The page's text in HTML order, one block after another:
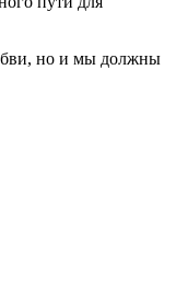
но и мы должны